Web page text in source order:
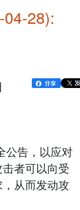
28):
公告，以应对
者可以向受
从而发动攻